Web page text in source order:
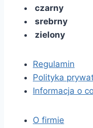
czarny
srebrny
zielony
Regulamin
Polityka
Informacja o
O firmie